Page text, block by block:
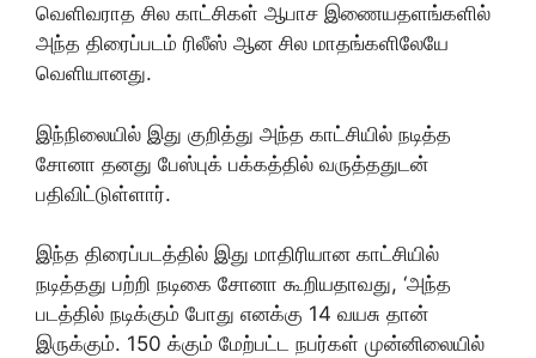
வெளிவராத சில காட்சிகள் ஆபாச இணையதளங்களில்
அந்த திரைப்படம் ரிலீஸ் ஆன சில மாதங்களிலேயே
வெளியானது.
இந்நிலையில் இது குறித்து அந்த காட்சியில் நடித்த
சோனா தனது பேஸ்புக் பக்கத்தில் வருத்ததுடன்
பதிவிட்டுள்ளார்.
இந்த திரைப்படத்தில் இது மாதிரியான காட்சியில்
நடித்தது பற்றி நடிகை சோனா கூறியதாவது, ‘அந்த
படத்தில் நடிக்கும் போது எனக்கு 14 வயசு தான்
இருக்கும். 150 க்கும் மேற்பட்ட நபர்கள் முன்னிலையில்